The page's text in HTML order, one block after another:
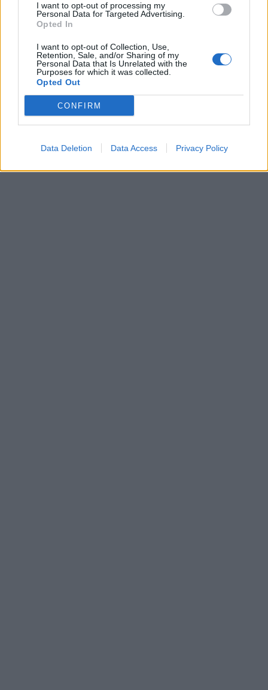
I want to opt-out of processing my
Personal Data for Targeted Advertising.
Opted In
I want to opt-out of Collection, Use,
Retention, Sale, and/or Sharing of my
Personal Data that Is Unrelated with the
Purposes for which it was collected.
Opted Out
CONFIRM
Data Deletion Data Access Privacy Policy